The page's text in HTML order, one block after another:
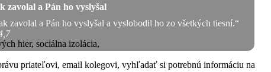
zavolal a Pán ho vyslyšal
zavolal a Pán ho vyslyšal a vyslobodil ho zo všetkých tiesní.“
hier, sociálna izolácia,
priateľovi, email kolegovi, vyhľadať si potrebnú informáciu na